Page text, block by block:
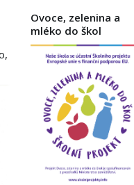
Ovoce, zelenina a
mléko do škol